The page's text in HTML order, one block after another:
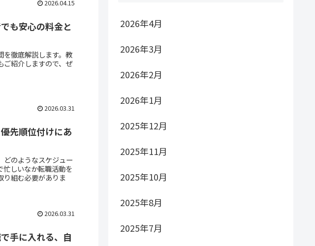
2026.04.15
も安心の料金と
を徹底解説します。教
ご紹介しますので、ぜ
2026.03.31
先順位付けにあ
どのようなスケジュー
忙しいなか転職活動を
り組む必要がありま
2026.03.31
手に入れる、自
2026年4月
2026年3月
2026年2月
2026年1月
2025年12月
2025年11月
2025年10月
2025年8月
2025年7月